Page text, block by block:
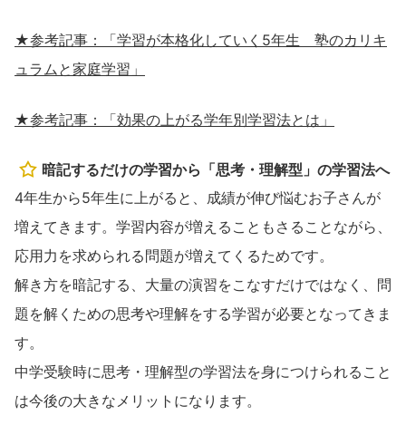
★参考記事：「学習が本格化していく5年生 塾のカリキ
ュラムと家庭学習」
★参考記事：「効果の上がる学年別学習法とは」
暗記するだけの学習から「思考・理解型」の学習法へ
4年生から5年生に上がると、成績が伸び悩むお子さんが
増えてきます。学習内容が増えることもさることながら、
応用力を求められる問題が増えてくるためです。
解き方を暗記する、大量の演習をこなすだけではなく、問
題を解くための思考や理解をする学習が必要となってきま
す。
中学受験時に思考・理解型の学習法を身につけられること
は今後の大きなメリットになります。